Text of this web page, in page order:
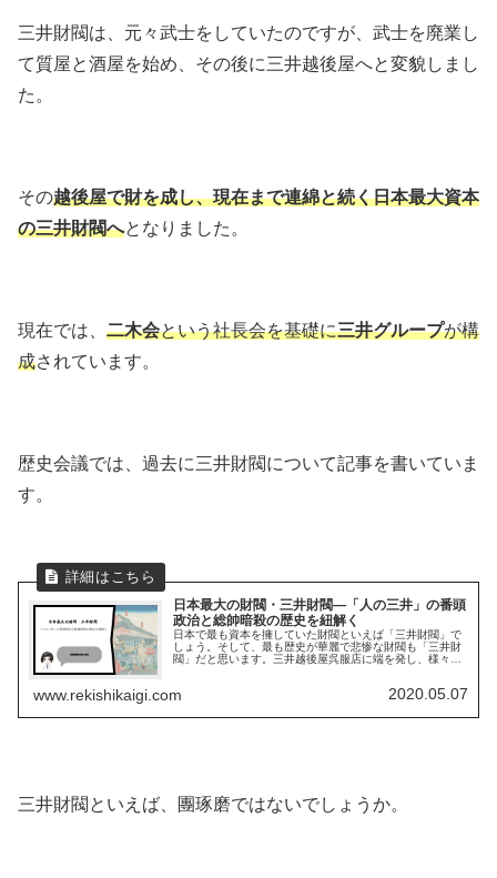
三井財閥は、元々武士をしていたのですが、武士を廃業し
て質屋と酒屋を始め、その後に三井越後屋へと変貌しまし
た。
その越後屋で財を成し、現在まで連綿と続く日本最大資本
の三井財閥へとなりました。
現在では、 二木会という社長会を基礎に三井グループが構
成されています。
歴史会議では、過去に三井財閥について記事を書いていま
す。
日本最大の財閥・三井財閥―「人の三井」の番頭
政治と総帥暗殺の歴史を紐解く
日本で最も資本を擁していた財閥といえば「三井財閥」で
しょう。そして、最も歴史が華麗で悲惨な財閥も「三井財
閥」だと思います。三井越後屋呉服店に端を発し、様々な
www.rekishikaigi.com 2020.05.07
三井財閥といえば、團琢磨ではないでしょうか。